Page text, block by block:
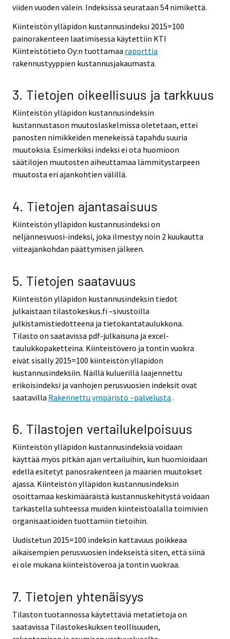
viiden vuoden välein. Indeksissä seurataan 54 nimikettä.
Kiinteistön ylläpidon kustannusindeksi 2015=100
painorakenteen laatimisessa käytettiin KTI
Kiinteistötieto Oy:n tuottamaa raporttia
rakennustyyppien kustannusjakaumasta.
3. Tietojen oikeellisuus ja tarkkuus
Kiinteistön ylläpidon kustannusindeksin
kustannustason muutoslaskelmissa oletetaan, ettei
panosten nimikkeiden menekeissä tapahdu suuria
muutoksia. Esimerkiksi indeksi ei ota huomioon
säätilojen muutosten aiheuttamaa lämmitystarpeen
muutosta eri ajankohtien välillä.
4. Tietojen ajantasaisuus
Kiinteistön ylläpidon kustannusindeksi on
neljännesvuosi-indeksi, joka ilmestyy noin 2 kuukautta
viiteajankohdan päättymisen jälkeen.
5. Tietojen saatavuus
Kiinteistön ylläpidon kustannusindeksin tiedot
julkaistaan tilastokeskus.fi –sivustoilla
julkistamistiedotteena ja tietokantataulukkona.
Tilasto on saatavissa pdf-julkaisuna ja excel-
taulukkopaketteina. Kiinteistövero ja tontin vuokra
eivät sisälly 2015=100 kiinteistön ylläpidon
kustannusindeksiin. Näillä kuluerillä laajennettu
erikoisindeksi ja vanhojen perusvuosien indeksit ovat
saatavilla Rakennettu ympäristö –palvelusta .
6. Tilastojen vertailukelpoisuus
Kiinteistön ylläpidon kustannusindeksiä voidaan
käyttää myös pitkän ajan vertailuihin, kun huomioidaan
edellä esitetyt panosrakenteen ja määrien muutokset
ajassa. Kiinteistön ylläpidon kustannusindeksin
osoittamaa keskimääräistä kustannuskehitystä voidaan
tarkastella suhteessa muiden kiinteistöalalla toimivien
organisaatioiden tuottamiin tietoihin.
Uudistetun 2015=100 indeksin kattavuus poikkeaa
aikaisempien perusvuosien indekseistä siten, että siinä
ei ole mukana kiinteistöveroa ja tontin vuokraa.
7. Tietojen yhtenäisyys
Tilaston tuotannossa käytettäviä metatietoja on
saatavissa Tilastokeskuksen teollisuuden,